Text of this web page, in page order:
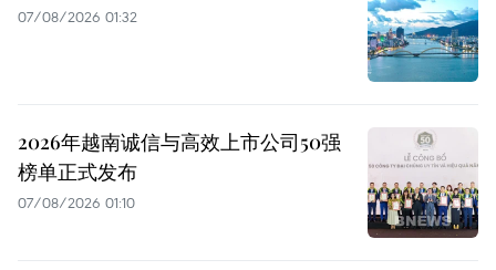
07/08/2026 01:32
2026年越南诚信与高效上市公司50强
榜单正式发布
07/08/2026 01:10